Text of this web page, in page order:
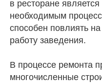
в ресторане является
необходимым
способен повлиять
работу заведения.
В процессе ремонта
многочисленные